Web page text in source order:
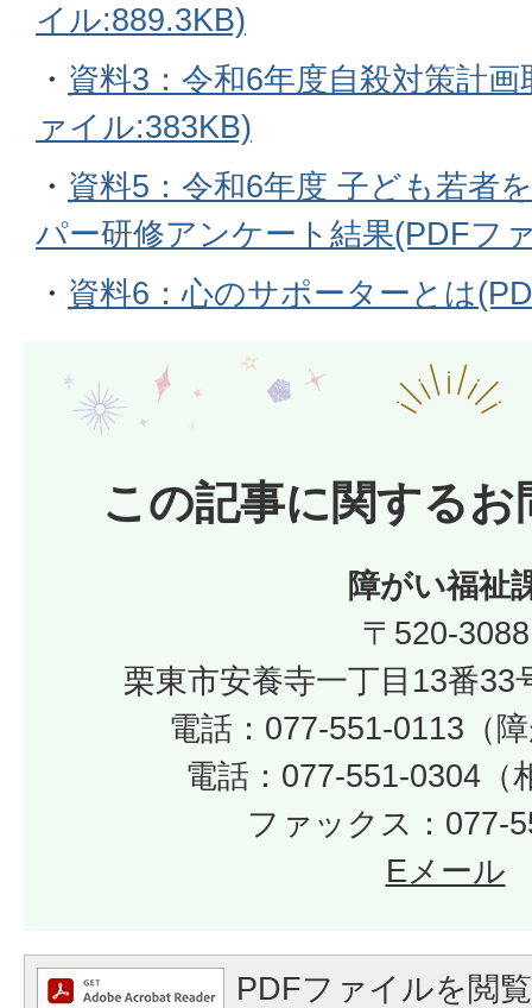
イル:889.3KB)
・ 資料3：令和6年度自殺対策計
ァイル:383KB)
・ 資料5：令和6年度 子ども若者
パー研修アンケート結果(PDFフ
・ 資料6：心のサポーターとは
この記事に関するお
障がい福祉
〒520-3088
栗東市安養寺一丁目13番33
電話：077-551-0113（
電話：077-551-0304（
ファックス：077-
Eメール
PDFファイルを閲